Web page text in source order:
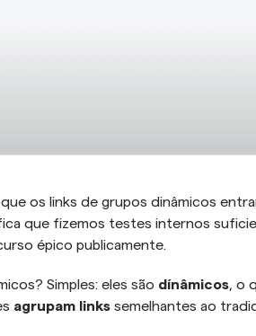
os links de grupos dinâmicos
que fizemos testes internos
épico publicamente.
Simples: eles são dínâmicos, o
agrupam links semelhantes ao